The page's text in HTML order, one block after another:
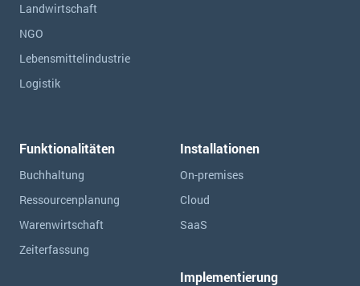
Landwirtschaft
NGO
Lebensmittelindustrie
Logistik
Funktionalitäten
Buchhaltung
Ressourcen­planung
Warenwirtschaft
Zeiterfassung
Installationen
On-premises
Cloud
SaaS
Implementierung